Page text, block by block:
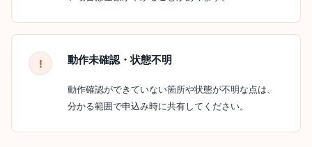
動作未確認・状態不明
動作確認ができていない箇所や状態が不明な点は、
分かる範囲で申込み時に共有してください。